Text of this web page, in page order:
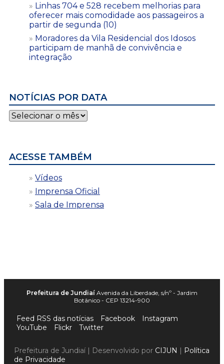
Linhas 704 e 528 recebem melhorias para
oferecer mais comodidade aos passageiros a
partir de segunda (10)
Moradores da Vila Residencial dos Idosos
participam de manhã de convivência e
integração
NOTÍCIAS POR DATA
Notícias
por
ACESSE TAMBÉM
Vídeos
Imprensa Oficial
Sala de Imprensa
Prefeitura de Jundiaí Avenida da Liberdade, s/nº - Jardim
Botânico - CEP 13214-900
Feed RSS das notícias Facebook
Instagram
YouTube
Flickr Twitter
Prefeitura de Jundiaí | Desenvolvido por CIJUN | Política
de Privacidade